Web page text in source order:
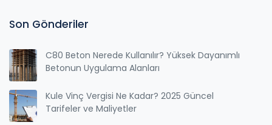
Son Gönderiler
C80 Beton Nerede Kullanılır? Yüksek Dayanımlı
Betonun Uygulama Alanları
Kule Vinç Vergisi Ne Kadar? 2025 Güncel
Tarifeler ve Maliyetler